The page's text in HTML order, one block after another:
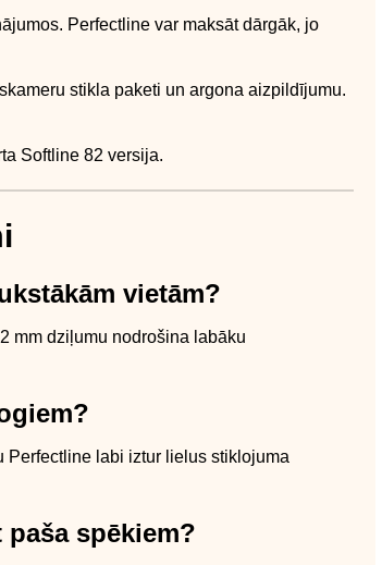
Perfectline var maksāt dārgāk, jo
stikla paketi un argona aizpildījumu.
Softline 82 versija.
vietām?
mm dziļumu nodrošina labāku
labi iztur lielus stiklojuma
spēkiem?